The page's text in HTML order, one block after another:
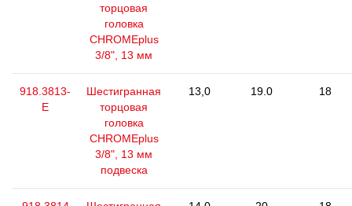
торцовая
головка
CHROMEplus
3/8", 13 мм
918.3813-
E
Шестигранная
торцовая
головка
CHROMEplus
3/8", 13 мм
подвеска
13,0 19.0 18